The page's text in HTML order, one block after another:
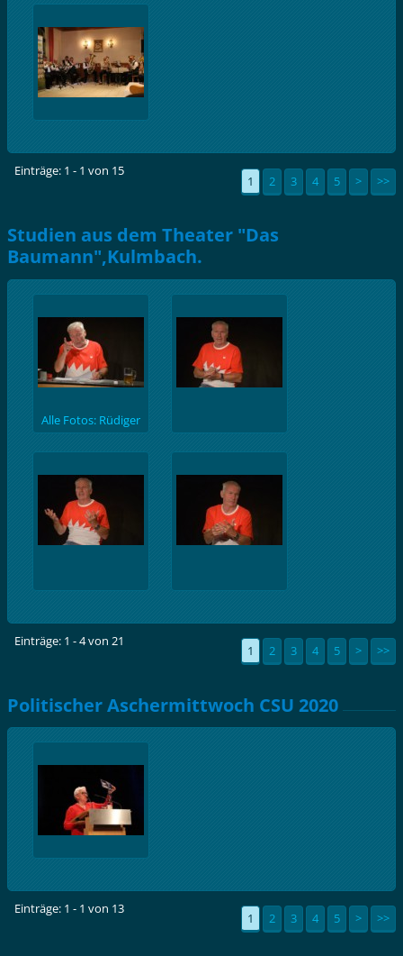
Einträge: 1 - 1 von 15
1 2 3 4 5 > >>
Studien aus dem Theater "Das
Baumann",Kulmbach.
Alle Fotos: Rüdiger
Einträge: 1 - 4 von 21
1 2 3 4 5 > >>
Politischer Aschermittwoch CSU 2020
Einträge: 1 - 1 von 13
1 2 3 4 5 > >>